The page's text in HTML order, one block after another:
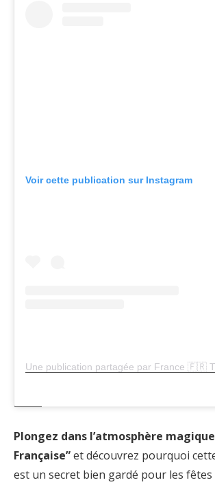
Voir cette publication sur Instagram
Plongez dans l’atmosphère
Française”et découvrez pourquoi
est un secret bien gardé pour les fêtes